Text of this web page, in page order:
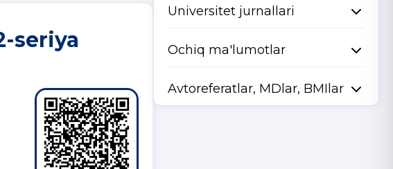
seriya
Universitet jurnallari
Ochiq ma'lumotlar
Avtoreferatlar, MDlar, BMIlar